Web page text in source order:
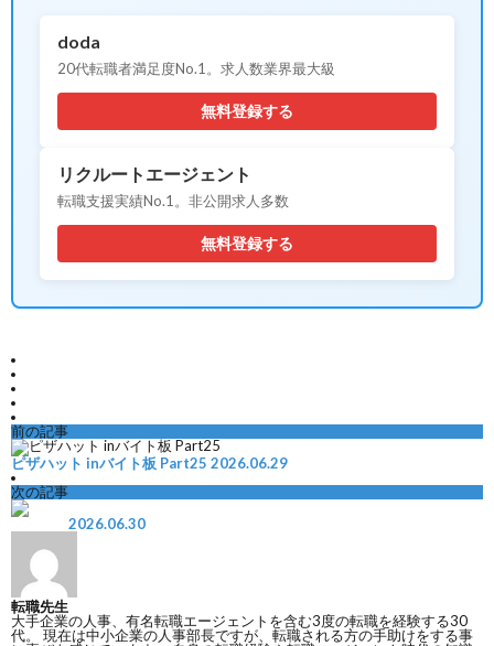
doda
20代転職者満足度No.1。求人数業界最大級
無料登録する
リクルートエージェント
転職支援実績No.1。非公開求人多数
無料登録する
前の記事
ピザハット inバイト板 Part25 2026.06.29
次の記事
2026.06.30
転職先生
大手企業の人事、有名転職エージェントを含む3度の転職を経験する30
代。 現在は中小企業の人事部長ですが、転職される方の手助けをする事